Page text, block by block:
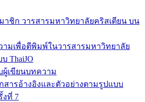
ชิก วารสารมหาวิทยาลัยคริสเตียน บน
มเพื่อตีพิมพ์ในวารสารมหาวิทยาลัย
ThaiJO
เขียนบทความ
สารอ้างอิงและตัวอย่างตามรูปแบบ
งที่ 7